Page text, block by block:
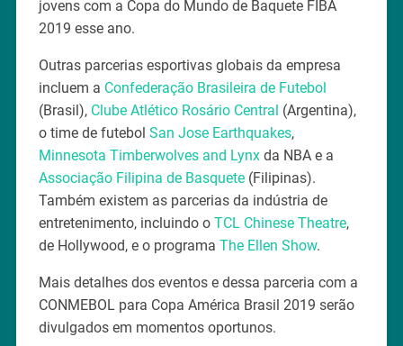
jovens com a Copa do Mundo de Baquete FIBA
2019 esse ano.
Outras parcerias esportivas globais da empresa
incluem a Confederação Brasileira de Futebol
(Brasil), Clube Atlético Rosário Central (Argentina),
o time de futebol San Jose Earthquakes,
Minnesota Timberwolves and Lynxda NBA e a
Associação Filipina de Basquete(Filipinas).
Também existem as parcerias da indústria de
entretenimento, incluindo o TCL Chinese Theatre,
de Hollywood, e o programa The Ellen Show.
Mais detalhes dos eventos e dessa parceria com a
CONMEBOL para Copa América Brasil 2019 serão
divulgados em momentos oportunos.